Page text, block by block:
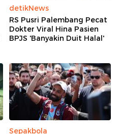
detikNews
RS Pusri Palembang Pecat
Dokter Viral Hina Pasien
BPJS 'Banyakin Duit Halal'
Sepakbola